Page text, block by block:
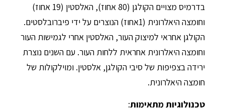
בדרמיס מצויים הקולגן (80 אחוז), האלסטין (19 אחוז)
וחומצה היאלרונית (1אחוז) הנוצרים על ידי פיברובלסטים.
הקולגן אחראי למיצוק העור, האלסטין אחרי לגמישות העור
וחומצה היאלרונית אחראית ללחות העור. עם השנים נוצרת
ירידה בצפיפות של סיבי הקולגן, אלסטין. ומוילקולות של
חומצה היאלרונית.
טכנולוגיות מתאימות: